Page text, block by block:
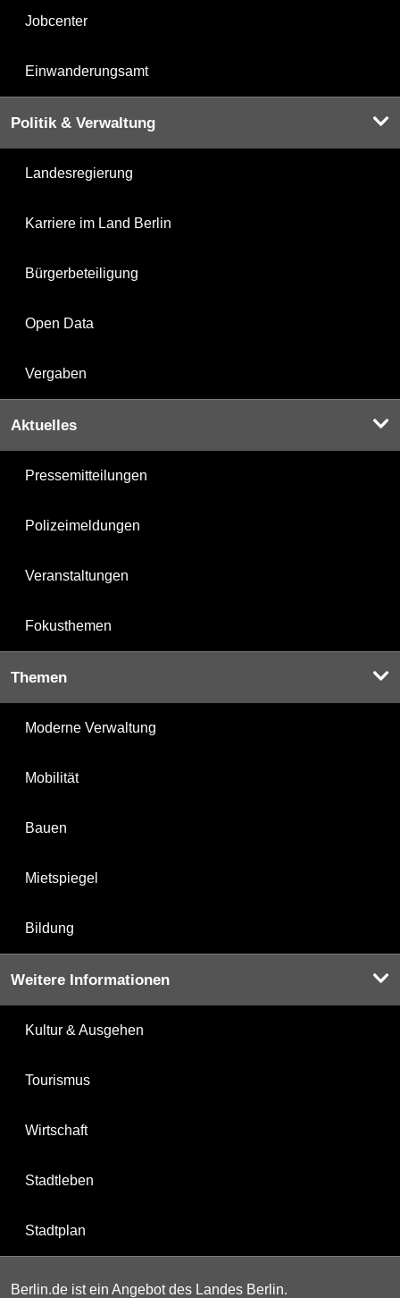
Jobcenter
Einwanderungsamt
Politik & Verwaltung
Landesregierung
Karriere im Land Berlin
Bürgerbeteiligung
Open Data
Vergaben
Aktuelles
Pressemitteilungen
Polizeimeldungen
Veranstaltungen
Fokusthemen
Themen
Moderne Verwaltung
Mobilität
Bauen
Mietspiegel
Bildung
Weitere Informationen
Kultur & Ausgehen
Tourismus
Wirtschaft
Stadtleben
Stadtplan
Berlin.de ist ein Angebot des Landes Berlin.